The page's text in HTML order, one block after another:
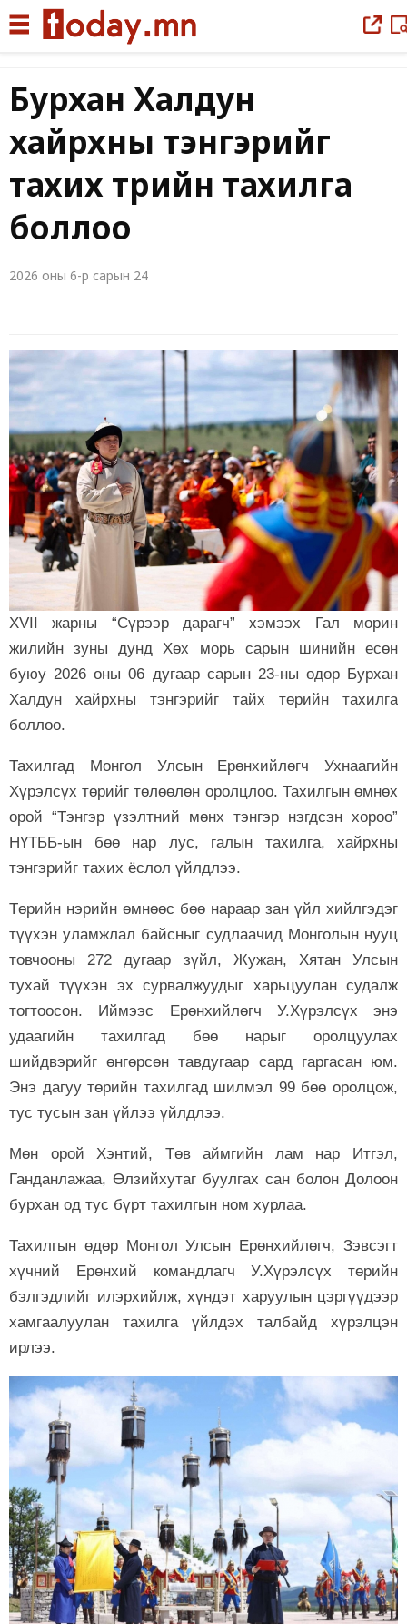
Бурхан Халдун
хайрхны тэнгэрийг
тахих төрийн тахилга
боллоо
2026 оны 6-р сарын 24
XVII жарны “Сүрээр дарагч” хэмээх Гал морин
жилийн зуны дунд Хөх морь сарын шинийн есөн
буюу 2026 оны 06 дугаар сарын 23-ны өдөр Бурхан
Халдун хайрхны тэнгэрийг тайх төрийн тахилга
боллоо.
Тахилгад Монгол Улсын Ерөнхийлөгч Ухнаагийн
Хүрэлсүх төрийг төлөөлөн оролцлоо. Тахилгын өмнөх
орой “Тэнгэр үзэлтний мөнх тэнгэр нэгдсэн хороо”
НҮТББ-ын бөө нар лус, галын тахилга, хайрхны
тэнгэрийг тахих ёслол үйлдлээ.
Төрийн нэрийн өмнөөс бөө нараар зан үйл хийлгэдэг
түүхэн уламжлал байсныг судлаачид Монголын нууц
товчооны 272 дугаар зүйл, Жужан, Хятан Улсын
тухай түүхэн эх сурвалжуудыг харьцуулан судалж
тогтоосон. Иймээс Ерөнхийлөгч У.Хүрэлсүх энэ
удаагийн тахилгад бөө нарыг оролцуулах
шийдвэрийг өнгөрсөн тавдугаар сард гаргасан юм.
Энэ дагуу төрийн тахилгад шилмэл 99 бөө оролцож,
тус тусын зан үйлээ үйлдлээ.
Мөн орой Хэнтий, Төв аймгийн лам нар Итгэл,
Ганданлажаа, Өлзийхутаг буулгах сан болон Долоон
бурхан од тус бүрт тахилгын ном хурлаа.
Тахилгын өдөр Монгол Улсын Ерөнхийлөгч, Зэвсэгт
хүчний Ерөнхий командлагч У.Хүрэлсүх төрийн
бэлгэдлийг илэрхийлж, хүндэт харуулын цэргүүдээр
хамгаалуулан тахилга үйлдэх талбайд хүрэлцэн
ирлээ.